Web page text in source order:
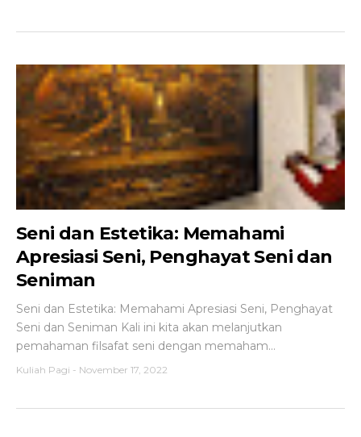
Seni dan Estetika: Memahami
Apresiasi Seni, Penghayat Seni dan
Seniman
Seni dan Estetika: Memahami Apresiasi Seni, Penghayat
Seni dan Seniman Kali ini kita akan melanjutkan
pemahaman filsafat seni dengan memaham...
Kuliah Pagi - November 17, 2022